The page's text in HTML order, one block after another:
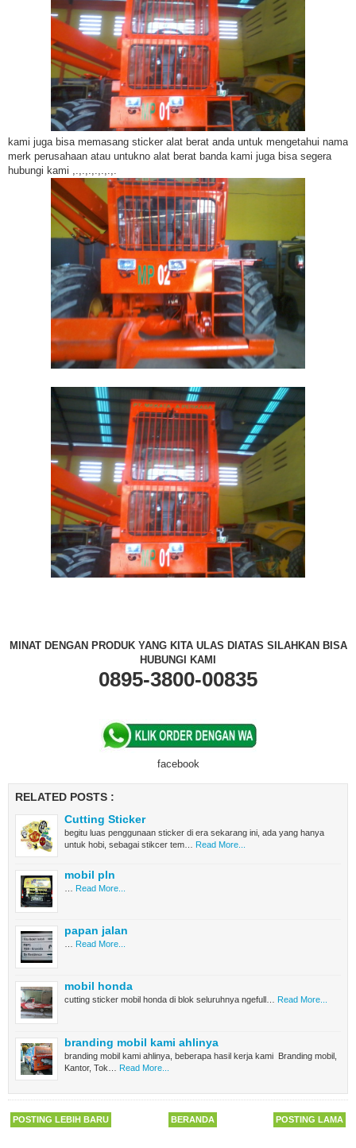
kami juga bisa memasang sticker alat berat anda untuk mengetahui nama
merk perusahaan atau untukno alat berat banda kami juga bisa segera
hubungi kami ,.,.,.,.,.,.,.
MINAT DENGAN PRODUK YANG KITA ULAS DIATAS SILAHKAN BISA
HUBUNGI KAMI
0895-3800-00835
facebook
RELATED POSTS :
Cutting Sticker
begitu luas penggunaan sticker di era sekarang ini, ada yang hanya
untuk hobi, sebagai stikcer tem…
Read More...
mobil pln
Read More...
papan jalan
Read More...
mobil honda
cutting sticker mobil honda di blok seluruhnya ngefull… Read More...
branding mobil kami ahlinya
branding mobil kami ahlinya, beberapa hasil kerja kami Branding mobil,
Kantor, Tok…
Read More...
POSTING LEBIH BARU POSTING LAMA
BERANDA